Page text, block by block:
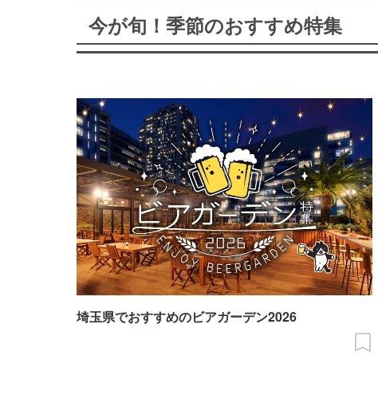
今が旬！季節のおすすめ特集
埼玉県でおすすめのビアガーデン2026